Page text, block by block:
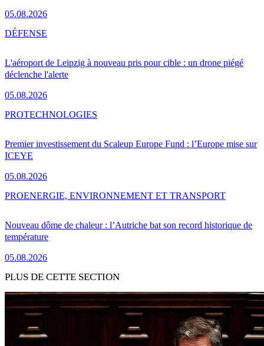
05.08.2026
L'aéroport de Leipzig à nouveau pris pour cible : un drone piégé
déclenche l'alerte
05.08.2026
DÉFENSE
Premier investissement du Scaleup Europe Fund : l’Europe mise sur
ICEYE
05.08.2026
PROTECHNOLOGIES
Nouveau dôme de chaleur : l’Autriche bat son record historique de
température
05.08.2026
PROENERGIE, ENVIRONNEMENT ET TRANSPORT
PLUS DE CETTE SECTION